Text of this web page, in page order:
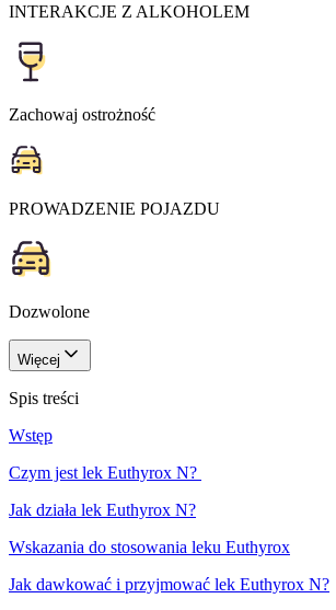
INTERAKCJE Z ALKOHOLEM
Zachowaj ostrożność
PROWADZENIE POJAZDU
Dozwolone
Więcej
Spis treści
Wstęp
Czym jest lek Euthyrox N?
Jak działa lek Euthyrox N?
Wskazania do stosowania leku Euthyrox
Jak dawkować i przyjmować lek Euthyrox N?